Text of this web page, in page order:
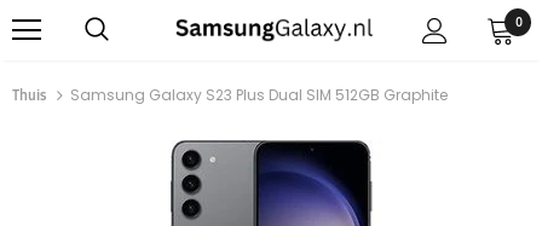
0
Thuis Samsung Galaxy S23 Plus Dual SIM 512GB Graphite